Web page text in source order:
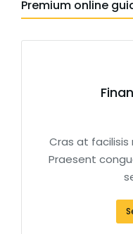
Premium online
Cras at facilisis
Praesent